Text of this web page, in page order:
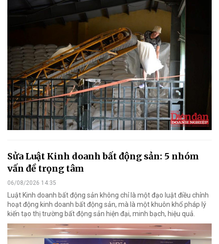
Sửa Luật Kinh doanh bất động sản: 5 nhóm
vấn đề trọng tâm
06/08/2026 14:35
Luật Kinh doanh bất động sản không chỉ là một đạo luật điều chỉnh
hoạt động kinh doanh bất động sản, mà là một khuôn khổ pháp lý
kiến tạo thị trường bất động sản hiện đại, minh bạch, hiệu quả.